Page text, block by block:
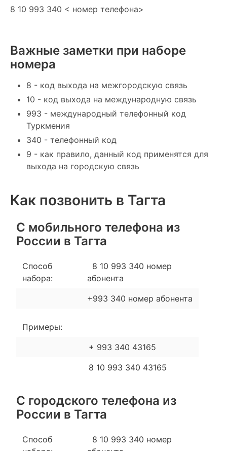
8 10 993 340 < номер телефона>
Важные заметки при наборе
номера
8 - код выхода на межгородскую связь
10 - код выхода на международную связь
993 - международный телефонный код
Туркмения
340 - телефонный код
9 - как правило, данный код применятся для
выхода на городскую связь
Как позвонить в Тагта
С мобильного телефона из
России в Тагта
Способ
набора:
8 10 993 340 номер
абонента
+993 340 номер абонента
Примеры:
+ 993 340 43165
8 10 993 340 43165
С городского телефона из
России в Тагта
Способ
8 10 993 340 номер